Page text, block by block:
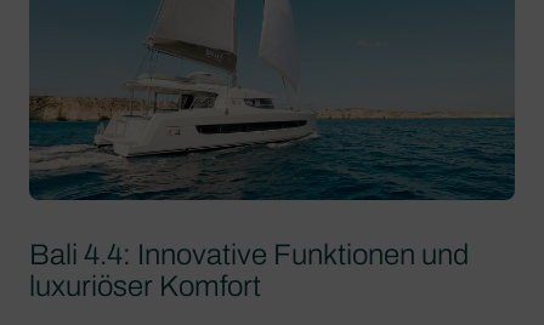
Bali 4.4: Innovative Funktionen und
luxuriöser Komfort